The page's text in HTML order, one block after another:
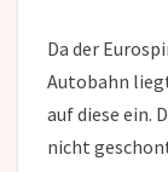
Da der
Autobahn
auf diese ein.
nicht